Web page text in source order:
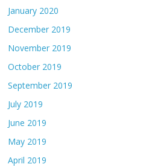
January 2020
December 2019
November 2019
October 2019
September 2019
July 2019
June 2019
May 2019
April 2019